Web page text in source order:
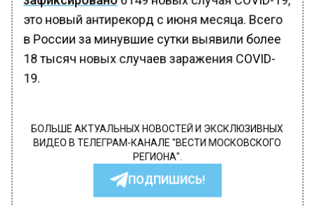
это новый антирекорд с июня месяца. Всего
в России за минувшие сутки выявили более
18 тысяч новых случаев заражения СOVID-
19.
БОЛЬШЕ АКТУАЛЬНЫХ НОВОСТЕЙ И ЭКСКЛЮЗИВНЫХ
ВИДЕО В ТЕЛЕГРАМ-КАНАЛЕ "ВЕСТИ МОСКОВСКОГО
РЕГИОНА".
ПОДПИШИСЬ!